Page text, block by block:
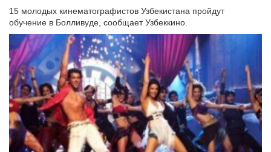
15 молодых кинематографистов Узбекистана пройдут
обучение в Болливуде, сообщает Узбеккино.